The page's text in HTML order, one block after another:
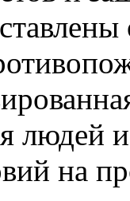
людей
на